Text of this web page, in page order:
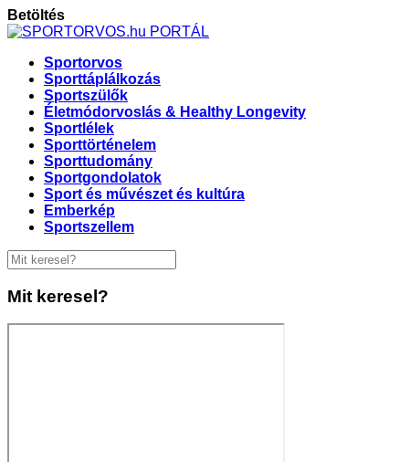
Betöltés
Sportorvos
Sporttáplálkozás
Sportszülők
Életmódorvoslás & Healthy Longevity
Sportlélek
Sporttörténelem
Sporttudomány
Sportgondolatok
Sport és művészet és kultúra
Emberkép
Sportszellem
Mit keresel?